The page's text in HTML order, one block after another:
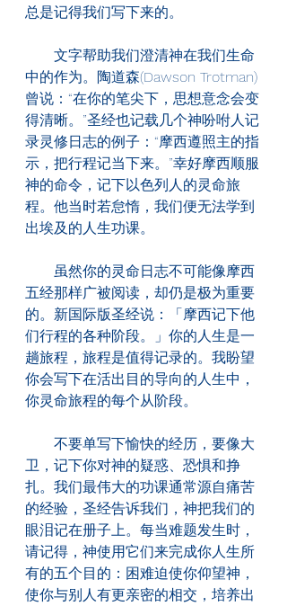
总是记得我们写下来的。
文字帮助我们澄清神在我们生命
中的作为。陶道森(Dawson Trotman)
曾说：“在你的笔尖下，思想意念会变
得清晰。”圣经也记载几个神吩咐人记
录灵修日志的例子：“摩西遵照主的指
示，把行程记当下来。”幸好摩西顺服
神的命令，记下以色列人的灵命旅
程。他当时若怠惰，我们便无法学到
出埃及的人生功课。
虽然你的灵命日志不可能像摩西
五经那样广被阅读，却仍是极为重要
的。新国际版圣经说：「摩西记下他
们行程的各种阶段。」你的人生是一
趟旅程，旅程是值得记录的。我盼望
你会写下在活出目的导向的人生中，
你灵命旅程的每个从阶段。
不要单写下愉快的经历，要像大
卫，记下你对神的疑惑、恐惧和挣
扎。我们最伟大的功课通常源自痛苦
的经验，圣经告诉我们，神把我们的
眼泪记在册子上。每当难题发生时，
请记得，神使用它们来完成你人生所
有的五个目的：困难迫使你仰望神，
使你与别人有更亲密的相交，培养出